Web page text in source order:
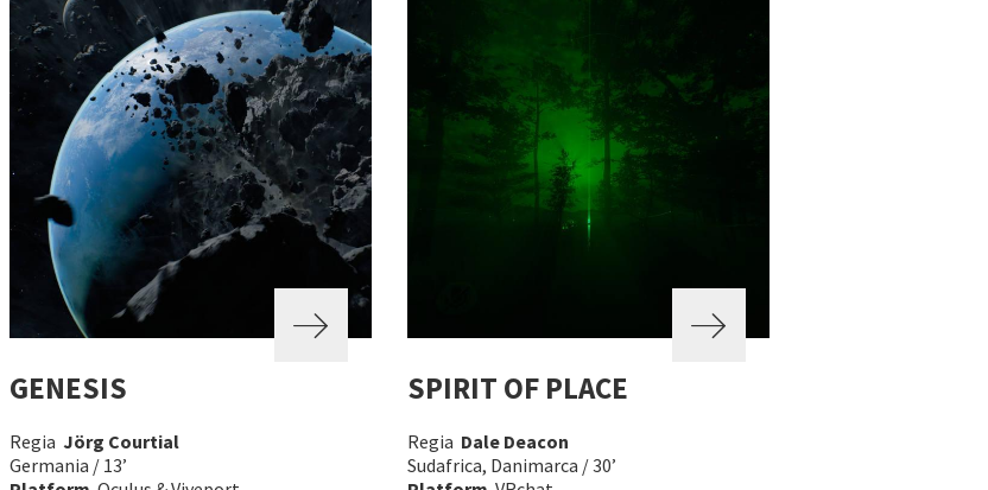
GENESIS
Regia Jörg Courtial
Germania / 13’
SPIRIT OF PLACE
Regia Dale Deacon
Sudafrica, Danimarca / 30’